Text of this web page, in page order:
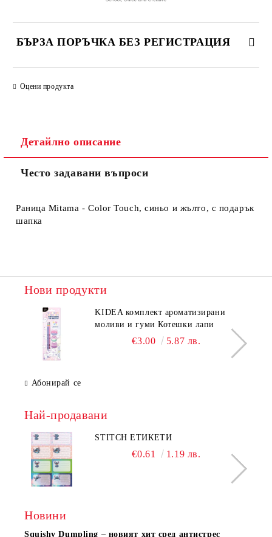
БЪРЗА ПОРЪЧКА БЕЗ РЕГИСТРАЦИЯ
Ние ще се свържем с вас в рамките на работния ден.
Оцени продукта
Детайлно описание
Често задавани въпроси
Раница Mitama - Color Touch, синьо и жълто, с подарък
шапка
Нови продукти
KIDEA комплект ароматизирани
моливи и гуми Котешки лапи
€3.00 5.87 лв.
Абонирай се
Най-продавани
STITCH ЕТИКЕТИ
€0.61 1.19 лв.
Новини
Squishy Dumpling – новият хит сред антистрес